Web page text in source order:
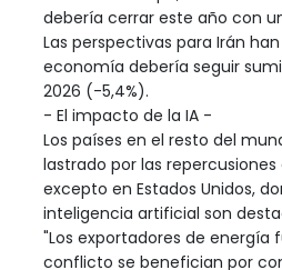
debería cerrar este año con
Las perspectivas para Irán
economía debería seguir
2026 (-5,4%).
- El impacto de la IA -
Los países en el resto del
lastrado por las
excepto en Estados Unidos,
inteligencia artificial son
"Los exportadores de energía
conflicto se benefician por